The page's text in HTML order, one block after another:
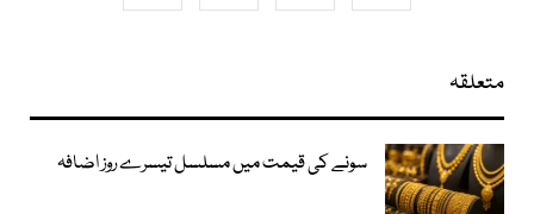
متعلقہ
سونے کی قیمت میں مسلسل تیسرے روز اضافہ